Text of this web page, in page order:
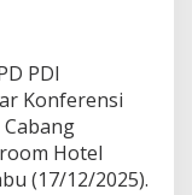
PDI
Konferensi
Hotel
(17/12/2025).